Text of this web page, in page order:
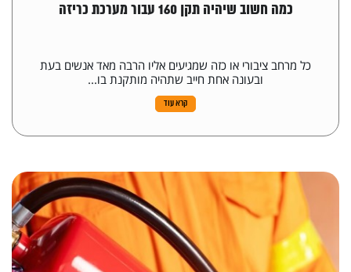
כמה חשוב שיהיה תקן 160 עבור מערכת כריזה
כל מרחב ציבורי או כזה שמגיעים אליו הרבה מאד אנשים בעת
ובעונה אחת חייב שתהיה מותקנת בו...
קרא עוד